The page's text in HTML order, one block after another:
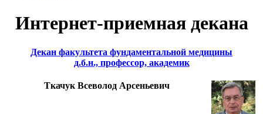
Интернет-приемная декана
Декан факультета фундаментальной медицины
д.б.н., профессор, академик
Ткачук Всеволод Арсеньевич